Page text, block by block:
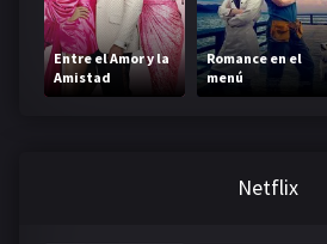
Entre el Amor y la
Amistad
Romance en el
menú
Netflix